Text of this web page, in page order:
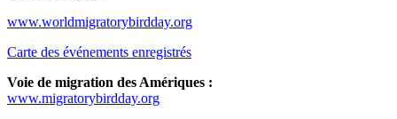
www.worldmigratorybirdday.org
Carte des événements enregistrés
Voie de migration des Amériques :
www.migratorybirdday.org